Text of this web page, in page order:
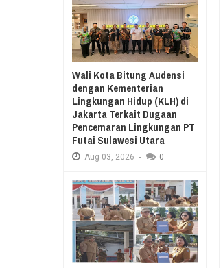
Aug
RESES II
Aug
Wali Kota Bitung Audensi
dengan Kementerian
Lingkungan Hidup (KLH) di
Jakarta Terkait Dugaan
Pencemaran Lingkungan PT
Futai Sulawesi Utara
Aug 03, 2026 - 0